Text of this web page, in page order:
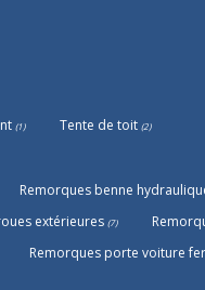
(1) Tente de toit (2)
Remorques benne
extérieures (7)
Remorques porte voiture